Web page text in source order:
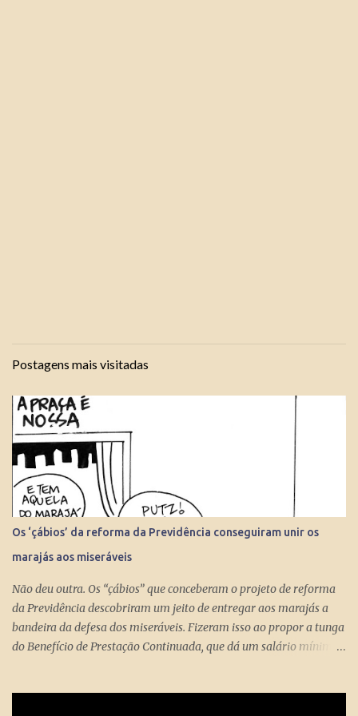
Postagens mais visitadas
Os ‘çábios’ da reforma da Previdência conseguiram unir os
marajás aos miseráveis
Não deu outra. Os “çábios” que conceberam o projeto de reforma
da Previdência descobriram um jeito de entregar aos marajás a
bandeira da defesa dos miseráveis. Fizeram isso ao propor a tunga
do Benefício de Prestação Continuada, que dá um salário mínimo